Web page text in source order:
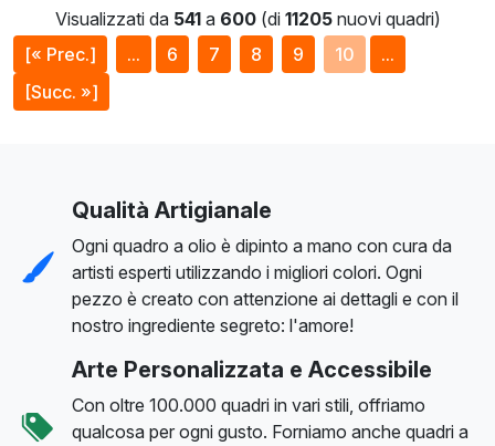
Visualizzati da 541a 600(di 11205nuovi quadri)
[« Prec.]
... 6 7 8 9 10
...
[Succ. »]
Qualità Artigianale
Ogni quadro a olio è dipinto a mano con cura da
artisti esperti utilizzando i migliori colori. Ogni
pezzo è creato con attenzione ai dettagli e con il
nostro ingrediente segreto: l'amore!
Arte Personalizzata e Accessibile
Con oltre 100.000 quadri in vari stili, offriamo
qualcosa per ogni gusto. Forniamo anche quadri a